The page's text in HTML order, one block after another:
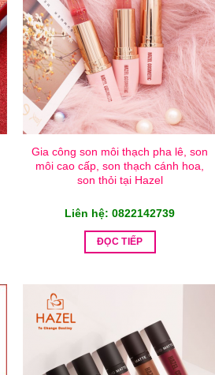
Gia công son môi thạch pha lê, son
môi cao cấp, son thạch cánh hoa,
son thỏi tại Hazel
Liên hệ: 0822142739
ĐỌC TIẾP